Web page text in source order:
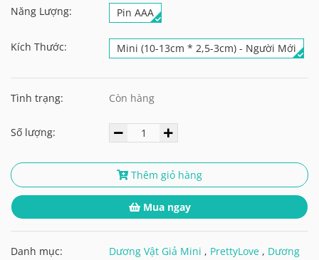
Năng Lượng: Pin AAA
Kích Thước: Mini (10-13cm * 2,5-3cm) - Người Mới
Tình trạng: Còn hàng
Số lượng:
Thêm giỏ hàng
Mua ngay
Danh mục: Dương Vật Giả Mini , PrettyLove , Dương